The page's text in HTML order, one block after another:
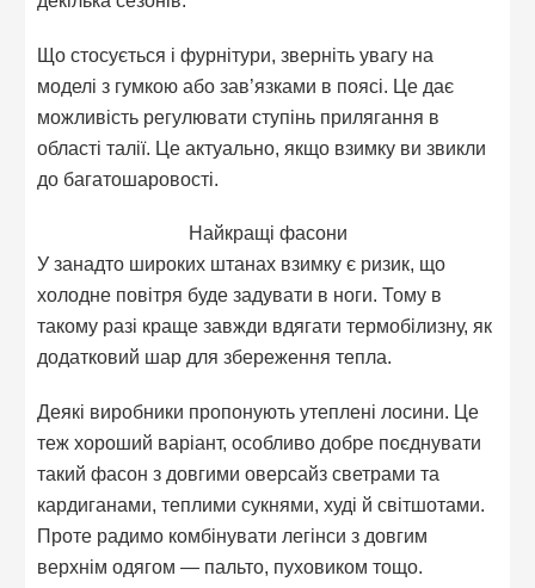
Що стосується і фурнітури, зверніть увагу на
моделі з гумкою або зав’язками в поясі. Це дає
можливість регулювати ступінь прилягання в
області талії. Це актуально, якщо взимку ви звикли
до багатошаровості.
Найкращі фасони
У занадто широких штанах взимку є ризик, що
холодне повітря буде задувати в ноги. Тому в
такому разі краще завжди вдягати термобілизну, як
додатковий шар для збереження тепла.
Деякі виробники пропонують утеплені лосини. Це
теж хороший варіант, особливо добре поєднувати
такий фасон з довгими оверсайз светрами та
кардиганами, теплими сукнями, худі й світшотами.
Проте радимо комбінувати легінси з довгим
верхнім одягом — пальто, пуховиком тощо.